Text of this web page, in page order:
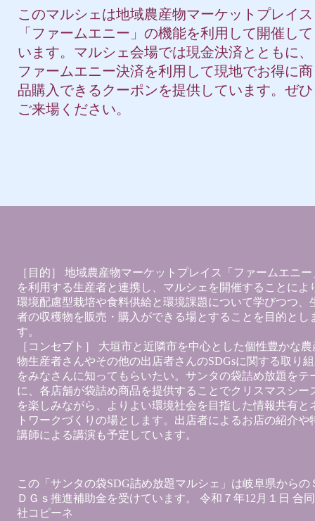
このマルシェは地域農産物マーケットプレイス
「ファームエニー」の機能を利用して開催して
います。マルシェ会場では現金決済とともに、
ファームエニー決済を利用して現地でお得に商
品購入できるクーポンを提供しています。ぜひ
ご来場ください。
［目的］ 地域農産物マーケットプレイス「ファームエニー
を利用する生産者と連携し、マルシェを開催することによ
環境配慮型栽培や食料供給と環境課題について学びつつ、
者の収穫物を販売・購入ができる場とすることを目的とし
す。
［コンセプト］ 大垣市と近隣市を中心とした個性豊かな農
物生産者さんやその他の出店者さんのSDGsに関する取り
をみなさんに知ってもらいたい。サンタの袋詰め放題をテ
に、各店舗が袋詰め商品を提供することでクリスマスシー
を楽しみながら、よりよい環境社会を目指した情報共有と
トワークづくりの場とします。出店者によるお店の紹介や
講師による講演も予定しています。
この「サンタの袋SDG詰め放題マルシェ」は岐阜県からの
ＤＧｓ推進補助金を受けています。 令和７年12月１日 合
社コピーネ